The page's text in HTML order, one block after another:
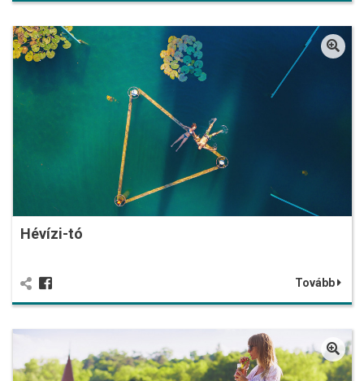
Hévízi-tó
Tovább